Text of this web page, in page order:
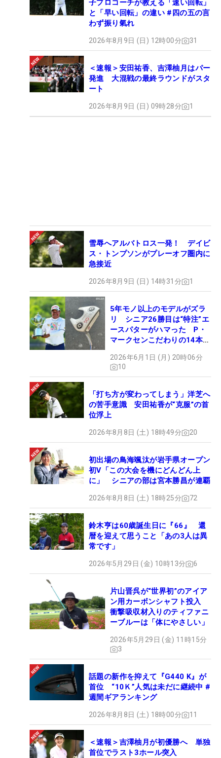
子プロコーチが教える「速い回転」
と「早い回転」の違い #四の五の言
わず振り氣れ
2026年8月9日 (日) 12時00分 31
＜速報＞安田祐香、吉澤柚月はパー
発進 大混戦の最終ラウンドがスタ
ート
2026年8月9日 (日) 09時28分 1
雪辱へアルバトロス一発！ デイビ
ス・トンプソンがプレーオフ圏内に
急接近
2026年8月9日 (日) 14時31分 1
5年モノ以上のモデルがズラ
リ シニア26勝目は“特注”エ
ースパターがハマった P・
マークセンこだわりの14本
2026年6月1日 (月) 20時06分
10
「打ち方が変わってしまう」洋芝へ
の苦手意識 安田祐香が“克服”の首
位浮上
2026年8月8日 (土) 18時49分 20
初出場の鳥海颯汰が岩手県オープン
初V「この大会を機にどんどん上
に」 シニアの部は宮本勝昌が連覇
2026年8月8日 (土) 18時25分 72
鈴木亨は60歳誕生日に『66』 還
暦を迎えて思うこと「あの3人は異
常です」
2026年5月29日 (金) 10時13分 6
片山晋呉が“世界初”のアイア
ン用カーボンシャフト投入
衝撃吸収材入りのティファニ
ーブルーは「体にやさしい」
2026年5月29日 (金) 11時15分
3
話題の新作を抑えて『G440 K』が
首位 “10Ｋ”人気は未だに継続中 #
週間ギアランキング
2026年8月8日 (土) 18時00分 11
＜速報＞吉澤柚月が初優勝へ 単独
首位でラスト3ホール突入